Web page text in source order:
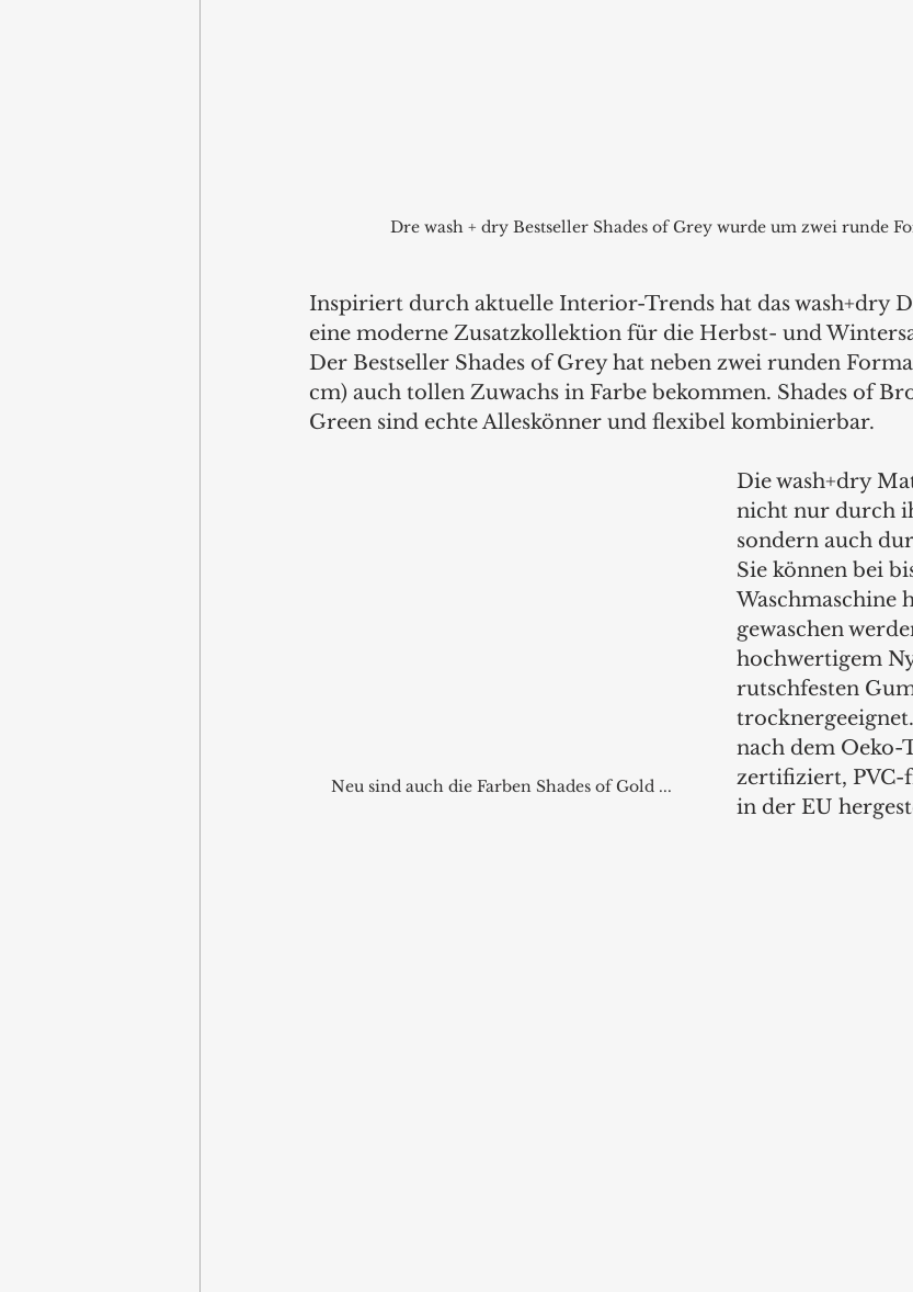
Dre wash + dry Bestseller Shades of Grey wurde um zwei runde
Inspiriert durch aktuelle Interior-Trends hat das wash+dry
eine moderne Zusatzkollektion für die Herbst- und
Der Bestseller Shades of Grey hat neben zwei runden
cm) auch tollen Zuwachs in Farbe bekommen. Shades of
Green sind echte Alleskönner und flexibel kombinierbar.
Neu sind auch die Farben Shades of Gold ...
Die wash+dry
nicht nur durch
sondern auch
Sie können bei
Waschmaschine
gewaschen
hochwertigem
rutschfesten
nach dem Oeko-
zertifiziert, PVC-
in der EU